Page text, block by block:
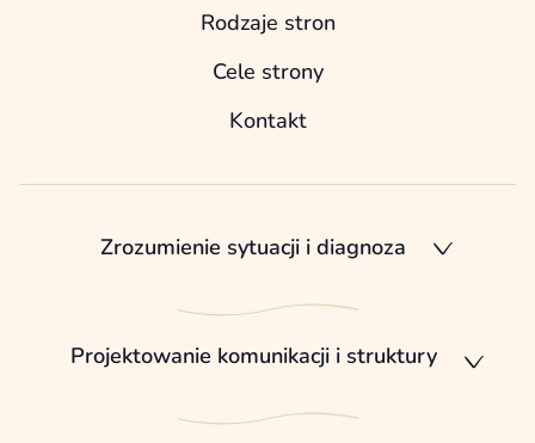
Rodzaje stron
Cele strony
Kontakt
Zrozumienie sytuacji i diagnoza
Projektowanie komunikacji i struktury